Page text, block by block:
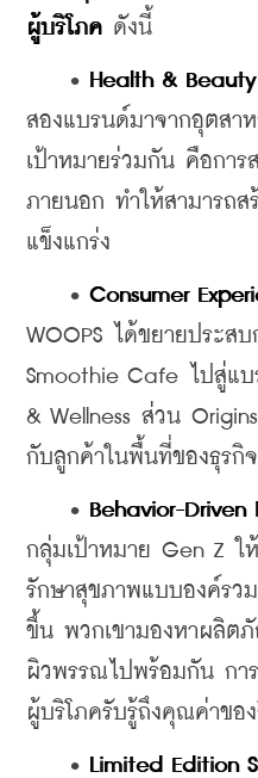
ผู้บริโภค ดังนี้
• Health &
สองแบรนด์มาจากอุตสา
เป้าหมายร่วมกัน คือการ
ภายนอก ทำให้สามารถส
แข็งแกร่ง
• Consumer
WOOPS ได้ขยายประส
Smoothie Cafe ไปสู่แ
& Wellness ส่วน
กับลูกค้าในพื้นที่ของธุรกิ
• Behavior-
กลุ่มเป้าหมาย Gen Z ใ
รักษาสุขภาพแบบองค์รว
ขึ้น พวกเขามองหาผลิต
ผิวพรรณไปพร้อมกัน กา
ผู้บริโภครับรู้ถึงคุณค่าขอ
•
Limited Edition